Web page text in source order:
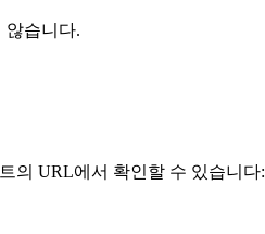
않습니다.
의 URL에서 확인할 수 있습니다: